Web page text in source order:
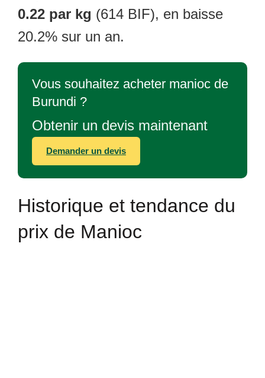
0.22 par kg (614 BIF), en baisse
20.2% sur un an.
Vous souhaitez acheter manioc de
Burundi ?
Obtenir un devis maintenant
Demander un devis
Historique et tendance du
prix de Manioc